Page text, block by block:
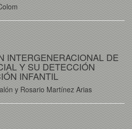
INTERGENERACIONAL DE
Y SU DETECCIÓN
INFANTIL
y Rosario Martínez Arias